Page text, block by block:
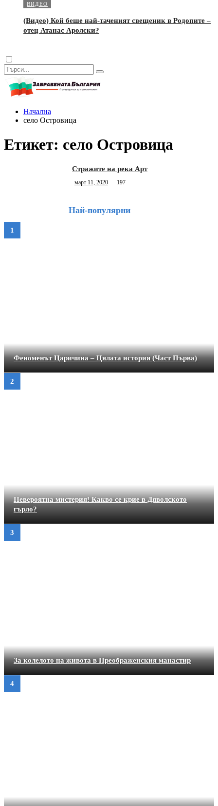
ВИДЕО
(Видео) Кой беше най-таченият свещеник в Родопите –
отец Атанас Аролски?
Dark
mode
Начална
село Островица
Етикет: село Островица
Стражите на река Арт
март 11, 2020 197
Най-популярни
Феноменът Царичина – Цялата история (Част Първа)
Невероятна мистерия! Какво се крие в Дяволското
гърло?
За колелото на живота в Преображенския манастир